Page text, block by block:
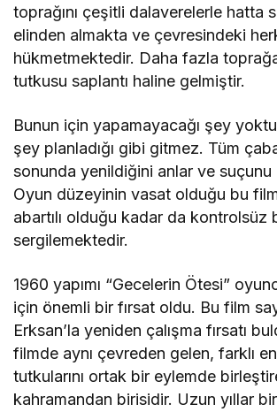
toprağını çeşitli dalaverelerle hatta
elinden almakta ve çevresindeki
hükmetmektedir. Daha fazla
tutkusu saplantı haline gelmiştir.
Bunun için yapamayacağı şey
şey planladığı gibi gitmez. Tüm
sonunda yenildiğini anlar ve suçunu
Oyun düzeyinin vasat olduğu bu
abartılı olduğu kadar da kontrolsüz
sergilemektedir.
1960 yapımı “Gecelerin Ötesi”
için önemli bir fırsat oldu. Bu film
Erksan’la yeniden çalışma fırsatı
filmde aynı çevreden gelen, farklı
tutkularını ortak bir eylemde
kahramandan birisidir. Uzun yıllar